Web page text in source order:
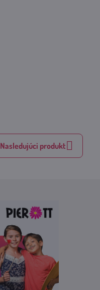
Nasledujúci produkt